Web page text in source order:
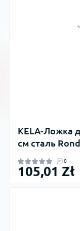
KELA-Ложка
см сталь
0
105,01 Zł